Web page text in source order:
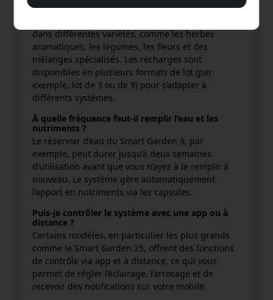
sont proposés ?
dans différentes variétés, comme les herbes
aromatiques, les légumes, les fleurs et des
mélanges spécialisés. Les recharges sont
disponibles en plusieurs formats de lot (par
exemple, lot de 3 ou de 9) pour s’adapter à
différents systèmes.
À quelle fréquence faut-il remplir l’eau et les
nutriments ?
Le réservoir d’eau du Smart Garden 9, par
exemple, peut durer jusqu’à deux semaines
d’utilisation avant que vous n’ayez à le remplir à
nouveau. Le système gère automatiquement
l’apport en nutriments via les capsules.
Puis-je contrôler le système avec une app ou à
distance ?
Certains modèles, en particulier les plus grands
comme le Smart Garden 25, offrent des fonctions
de contrôle via app et à distance, ce qui vous
permet de régler l’éclairage, l’arrosage et de
recevoir des notifications sur votre mobile.